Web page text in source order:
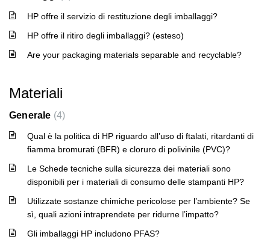
HP offre il servizio di restituzione degli imballaggi?
HP offre il ritiro degli imballaggi? (esteso)
Are your packaging materials separable and recyclable?
Materiali
Generale 4
Qual è la politica di HP riguardo all’uso di ftalati, ritardanti di
fiamma bromurati (BFR) e cloruro di polivinile (PVC)?
Le Schede tecniche sulla sicurezza dei materiali sono
disponibili per i materiali di consumo delle stampanti HP?
Utilizzate sostanze chimiche pericolose per l’ambiente? Se
sì, quali azioni intraprendete per ridurne l’impatto?
Gli imballaggi HP includono PFAS?